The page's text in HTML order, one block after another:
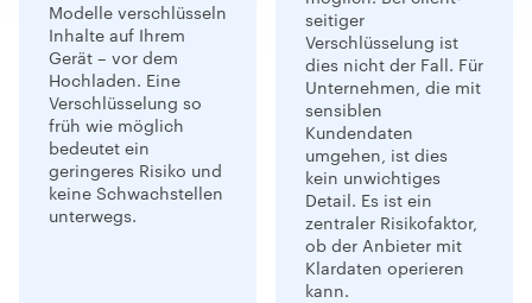
Modelle verschlüsseln
Inhalte auf Ihrem
Gerät – vor dem
Hochladen. Eine
Verschlüsselung so
früh wie möglich
bedeutet ein
geringeres Risiko und
keine Schwachstellen
unterwegs.
seitiger
Verschlüsselung ist
dies nicht der Fall. Für
Unternehmen, die mit
sensiblen
Kundendaten
umgehen, ist dies
kein unwichtiges
Detail. Es ist ein
zentraler Risikofaktor,
ob der Anbieter mit
Klardaten operieren
kann.